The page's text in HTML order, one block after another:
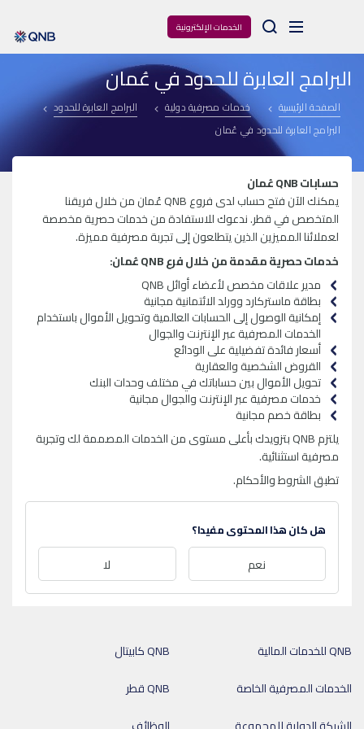
الخدمات الإلكترونية Arama
البرامج العابرة للحدود في عُمان
الصفحة الرئيسية خدمات مصرفية دولية
البرامج العابرة للحدود
البرامج العابرة للحدود في عُمان
حسابات QNB عُمان
يمكنك الآن فتح حساب لدى فروع QNB عُمان من خلال فريقنا
المتخصص في قطر. ندعوك للاستفادة من خدمات حصرية مخصصة
لعملائنا المميزين الذين يتطلعون إلى تجربة مصرفية مميزة.
خدمات حصرية مقدمة من خلال فرع QNB عُمان:
مدير علاقات مخصص لأعضاء أوائل QNB
بطاقة ماستركارد وورلد الائتمانية مجانية
إمكانية الوصول إلى الحسابات العالمية وتحويل الأموال باستخدام
الخدمات المصرفية عبر الإنترنت والجوال
أسعار فائدة تفضيلية على الودائع
القروض الشخصية والعقارية
تحويل الأموال بين حساباتك في مختلف وحدات البنك
خدمات مصرفية عبر الإنترنت والجوال مجانية
بطاقة خصم مجانية
يلتزم QNB بتزويدك بأعلى مستوى من الخدمات المصممة لك وتجربة
مصرفية استثنائية.
تطبق الشروط والأحكام.
هل كان هذا المحتوى مفيدا؟
نعم لا
QNB كابيتال
QNB للخدمات المالية
QNB قطر
الخدمات المصرفية الخاصة